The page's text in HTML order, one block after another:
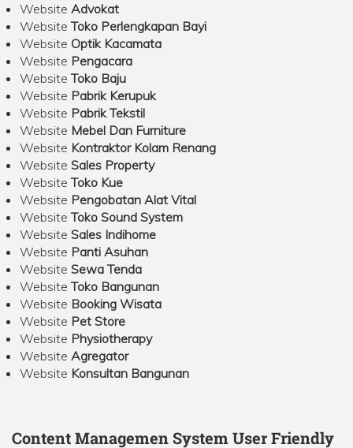
Website Advokat
WebsiteToko Perlengkapan Bayi
Website Optik Kacamata
Website Pengacara
WebsiteToko Baju
Website Pabrik Kerupuk
Website Pabrik Tekstil
Website Mebel Dan Furniture
Website Kontraktor Kolam Renang
Website Sales Property
WebsiteToko Kue
Website Pengobatan Alat Vital
WebsiteToko Sound System
Website Sales Indihome
Website Panti Asuhan
Website Sewa Tenda
WebsiteToko Bangunan
Website Booking Wisata
Website Pet Store
Website Physiotherapy
Website Agregator
Website Konsultan Bangunan
Content Managemen System User Friendly